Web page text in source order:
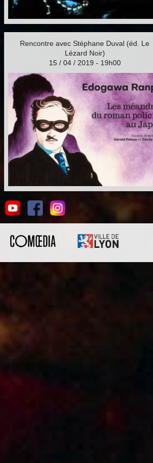
Rencontre avec Stéphane Duval (éd. Le
Lézard Noir)
15 / 04 / 2019 - 19h00